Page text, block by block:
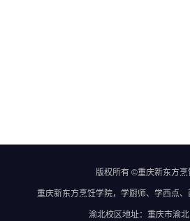
版权所有 ©重庆新东方烹
重庆新东方烹饪学院，学厨师、学西点
渝北校区地址：重庆市渝